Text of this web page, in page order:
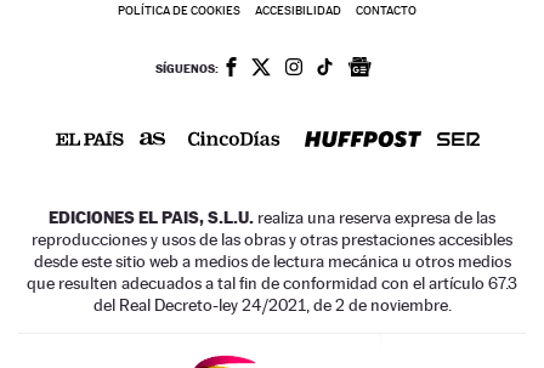
POLÍTICA DE COOKIES ACCESIBILIDAD CONTACTO
SÍGUENOS:
EDICIONES EL PAIS, S.L.U. realiza una reserva expresa de las
reproducciones y usos de las obras y otras prestaciones accesibles
desde este sitio web a medios de lectura mecánica u otros medios
que resulten adecuados a tal fin de conformidad con el artículo 67.3
del Real Decreto-ley 24/2021, de 2 de noviembre.